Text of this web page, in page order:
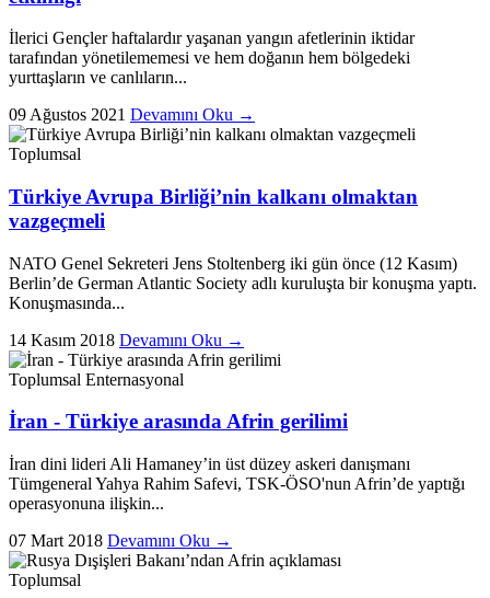
İlerici Gençler haftalardır yaşanan yangın afetlerinin iktidar
tarafından yönetilememesi ve hem doğanın hem bölgedeki
yurttaşların ve canlıların...
09 Ağustos 2021 Devamını Oku →
Toplumsal
Türkiye Avrupa Birliği’nin kalkanı olmaktan
vazgeçmeli
NATO Genel Sekreteri Jens Stoltenberg iki gün önce (12 Kasım)
Berlin’de German Atlantic Society adlı kuruluşta bir konuşma yaptı.
Konuşmasında...
14 Kasım 2018 Devamını Oku →
Toplumsal Enternasyonal
İran - Türkiye arasında Afrin gerilimi
İran dini lideri Ali Hamaney’in üst düzey askeri danışmanı
Tümgeneral Yahya Rahim Safevi, TSK-ÖSO'nun Afrin’de yaptığı
operasyonuna ilişkin...
07 Mart 2018 Devamını Oku →
Toplumsal